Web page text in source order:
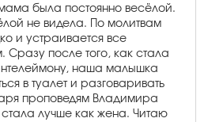
была постоянно весёлой.
не видела. По молитвам
и устраивается все
после того, как стала
наша малышка
в туалет и разговаривать
проповедям Владимира
стала лучше как жена. Читаю